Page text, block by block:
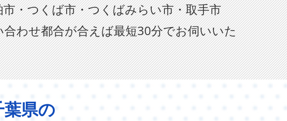
市・つくば市・つくばみらい市・取手市
合わせ都合が合えば最短30分でお伺いいた
県の